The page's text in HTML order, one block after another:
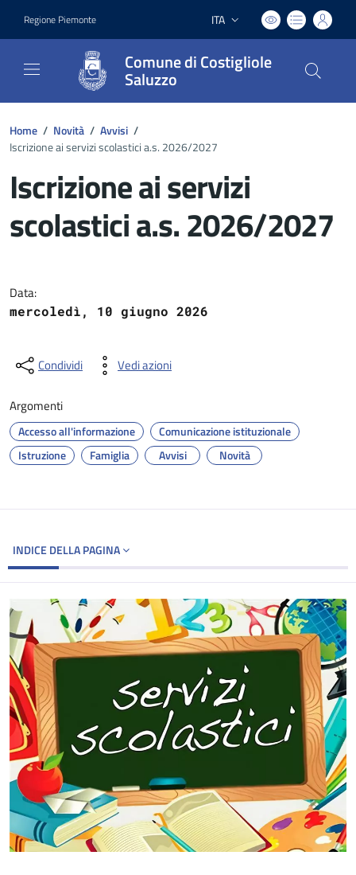
Regione Piemonte Lingua attiva:
ITA
Comune di Costigliole
Saluzzo
Home / Novità / Avvisi /
Iscrizione ai servizi scolastici a.s. 2026/2027
Iscrizione ai servizi
scolastici a.s. 2026/2027
Data:
mercoledì, 10 giugno 2026
Condividi Vedi azioni
Argomenti
Accesso all'informazione
Comunicazione istituzionale
Istruzione
Famiglia Avvisi Novità
INDICE DELLA PAGINA